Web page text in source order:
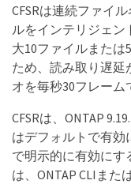
CFSRは連続ファイ
ルをインテリジェ
大10ファイルまたは
ため、読み取り遅延
オを毎秒30フレーム
CFSRは、ONTAP
はデフォルトで有効
で明示的に有効に
は、ONTAP CLIまた